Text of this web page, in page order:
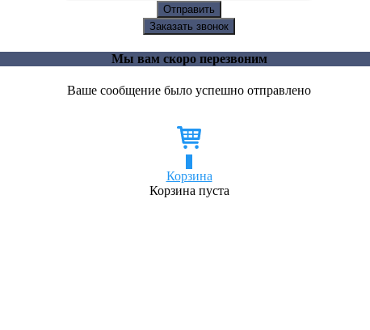
Отправить
Заказать звонок
Мы вам скоро перезвоним
Ваше сообщение было успешно отправлено
Корзина
Корзина пуста